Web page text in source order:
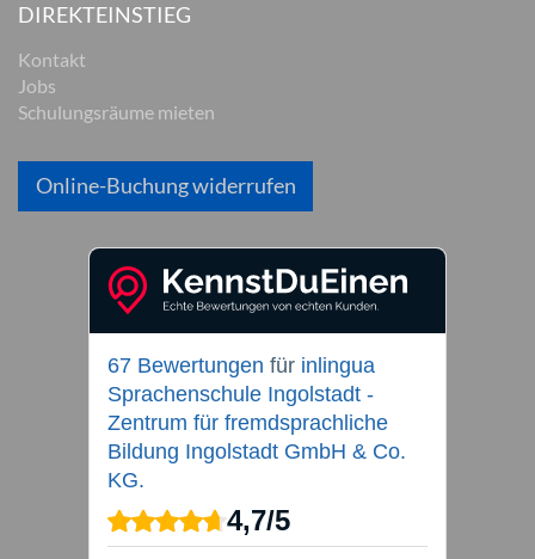
DIREKTEINSTIEG
Kontakt
Jobs
Schulungsräume mieten
Online-Buchung widerrufen
67 Bewertungen für inlingua
Sprachenschule Ingolstadt -
Zentrum für fremdsprachliche
Bildung Ingolstadt GmbH & Co.
KG.
4,7/5